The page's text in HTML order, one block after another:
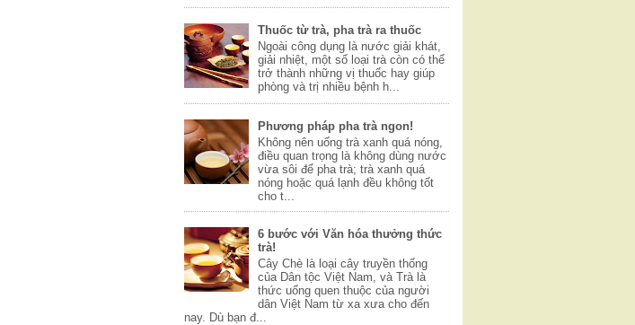
Thuốc từ trà, pha trà ra thuốc
Ngoài công dụng là nước giải khát,
giải nhiệt, một số loại trà còn có thể
trở thành những vị thuốc hay giúp
phòng và trị nhiều bệnh h...
Phương pháp pha trà ngon!
Không nên uống trà xanh quá nóng,
điều quan trọng là không dùng nước
vừa sôi để pha trà; trà xanh quá
nóng hoặc quá lạnh đều không tốt
cho t...
6 bước với Văn hóa thưởng thức
trà!
Cây Chè là loại cây truyền thống
của Dân tộc Việt Nam, và Trà là
thức uống quen thuộc của người
dân Việt Nam từ xa xưa cho đến
nay. Dù bạn đ...